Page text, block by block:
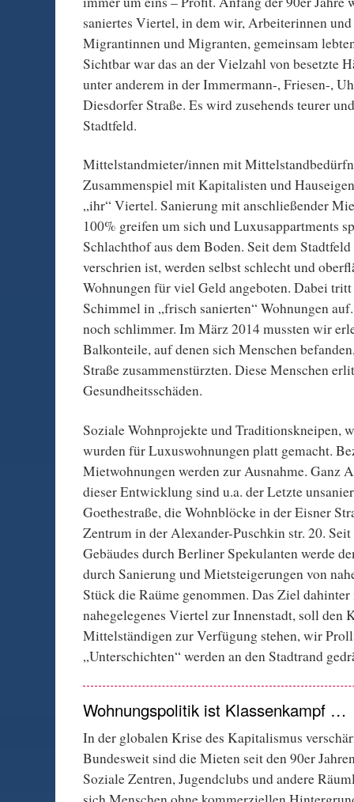
saniertes Viertel, in dem wir, Arbeiterinnen
Migrantinnen und Migranten, gemeinsam
Sichtbar war das an der Vielzahl von besetzte
unter anderem in der Immermann-, Friesen-,
Diesdorfer Straße. Es wird zusehends teurer
Stadtfeld.
Mittelstandmieter/innen mit
Zusammenspiel mit Kapitalisten und
„ihr“ Viertel. Sanierung mit anschließender
100% greifen um sich und Luxusappartments
Schlachthof aus dem Boden. Seit dem
verschrien ist, werden selbst schlecht und
Wohnungen für viel Geld angeboten. Dabei
Schimmel in „frisch sanierten“ Wohnungen
noch schlimmer. Im März 2014 mussten wir
Balkonteile, auf denen sich Menschen
Straße zusammenstürzten. Diese Menschen
Gesundheitsschäden.
Soziale Wohnprojekte und Traditionskneipen,
wurden für Luxuswohnungen platt gemacht.
Mietwohnungen werden zur Ausnahme. Ganz
dieser Entwicklung sind u.a. der Letzte
Goethestraße, die Wohnblöcke in der Eisner
Zentrum in der Alexander-Puschkin str. 20.
Gebäudes durch Berliner Spekulanten werde
durch Sanierung und Mietsteigerungen von
Stück die Raüme genommen. Das Ziel
nahegelegenes Viertel zur Innenstadt, soll den
Mittelständigen zur Verfügung stehen, wir
„Unterschichten“ werden an den Stadtrand
Wohnungspolitik ist Klassenkampf …
In der globalen Krise des Kapitalismus
Bundesweit sind die Mieten seit den 90er
Soziale Zentren, Jugendclubs und andere